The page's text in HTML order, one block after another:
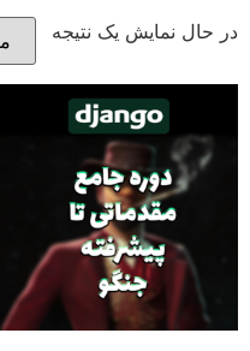
در حال نمایش یک نتیجه